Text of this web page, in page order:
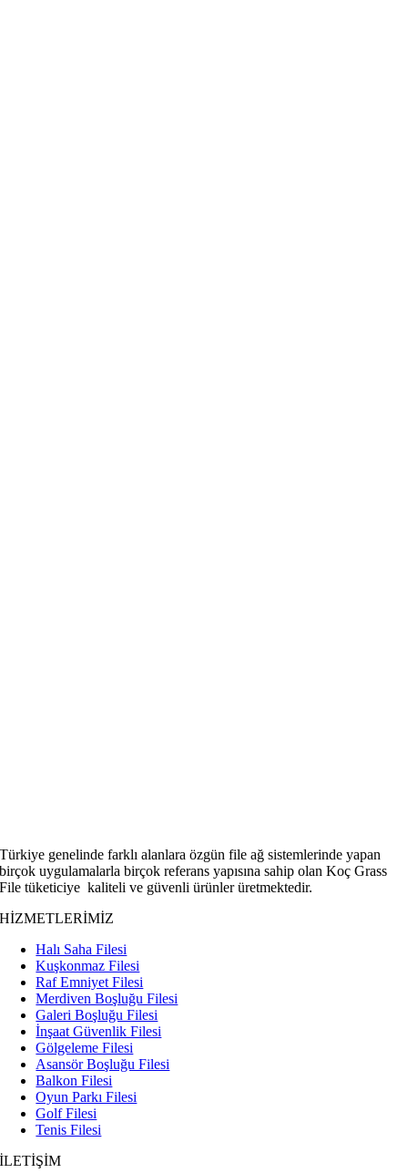
Türkiye genelinde farklı alanlara özgün file ağ sistemlerinde yapan
birçok uygulamalarla birçok referans yapısına sahip olan Koç Grass
File tüketiciye kaliteli ve güvenli ürünler üretmektedir.
HİZMETLERİMİZ
Halı Saha Filesi
Kuşkonmaz Filesi
Raf Emniyet Filesi
Merdiven Boşluğu Filesi
Galeri Boşluğu Filesi
İnşaat Güvenlik Filesi
Gölgeleme Filesi
Asansör Boşluğu Filesi
Balkon Filesi
Oyun Parkı Filesi
Golf Filesi
Tenis Filesi
İLETİŞİM